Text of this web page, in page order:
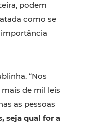
podem
como se
“Nos
de mil leis
as pessoas
seja qual for a